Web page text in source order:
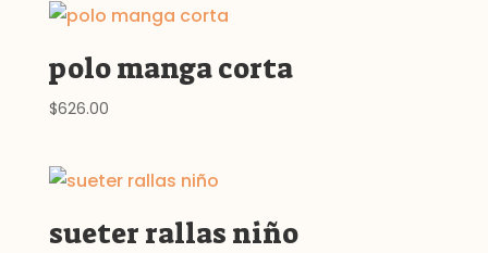
polo manga corta
$626.00
sueter rallas niño